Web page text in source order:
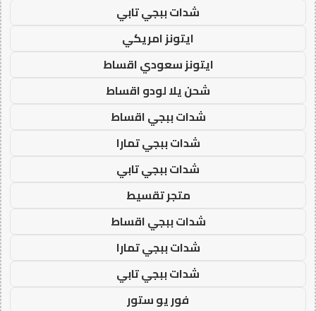
شدات ببجي تابي
ايتونز امريكي
ايتونز سعودي اقساط
شحن يلا لودو اقساط
شدات ببجي اقساط
شدات ببجي تمارا
شدات ببجي تابي
متجر تقسيط
شدات ببجي اقساط
شدات ببجي تمارا
شدات ببجي تابي
فور يو ستور